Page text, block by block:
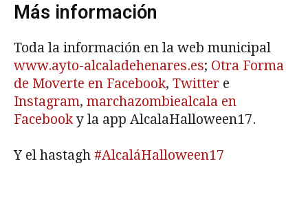
Más información
Toda la información en la web municipal
www.ayto-alcaladehenares.es; Otra Forma
de Moverte en Facebook, Twitter e
Instagram, marchazombiealcala en
Facebooky la app AlcalaHalloween17.
Y el hastagh #AlcaláHalloween17